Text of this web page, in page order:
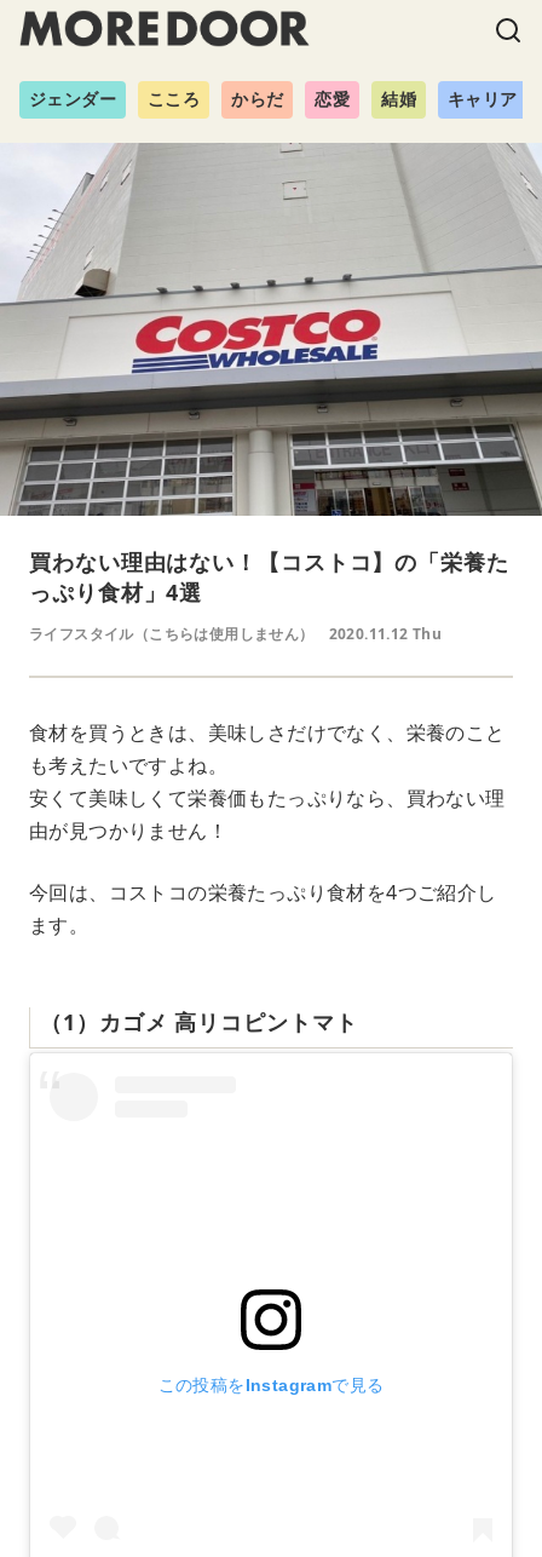
ジェンダー こころ からだ 恋愛 結婚 キャリア
買わない理由はない！【コストコ】の「栄養た
っぷり食材」4選
ライフスタイル（こちらは使用しません） 2020.11.12 Thu
食材を買うときは、美味しさだけでなく、栄養のこと
も考えたいですよね。
安くて美味しくて栄養価もたっぷりなら、買わない理
由が見つかりません！
今回は、コストコの栄養たっぷり食材を4つご紹介し
ます。
（1）カゴメ 高リコピントマト
この投稿をInstagramで見る